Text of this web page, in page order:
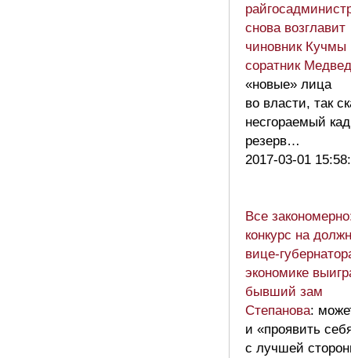
снова возглавит
чиновник Кучмы
соратник
«новые» лица
во власти, так
несгораемый
резерв…
2017-03-01
Все
конкурс на
вице-
экономике
бывший зам
Степанова:
и «проявить
с лучшей